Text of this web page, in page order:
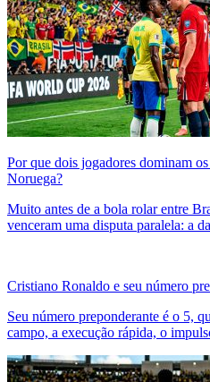
Por que dois jogadores dominam
Noruega?
Muito antes de a bola rolar entre
venceram uma disputa paralela: a
Cristiano Ronaldo e seu número
Seu número preponderante é o 5,
campo, a execução rápida, o